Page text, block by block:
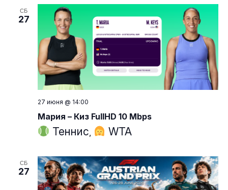
СБ
27
27 июня @ 14:00
Мария – Киз FullHD 10 Mbps
Теннис WTA
СБ
27